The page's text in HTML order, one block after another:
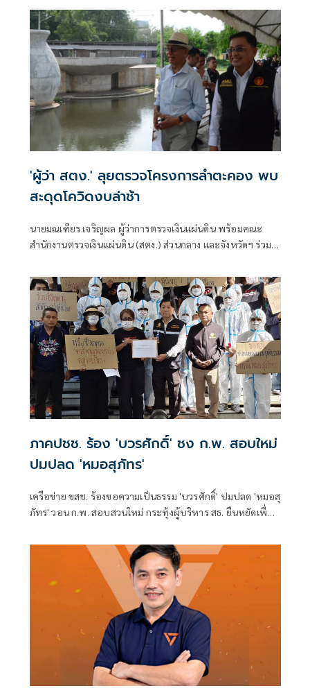
หรือโรครุนแรงมากขึ้น
'ผู้ว่า สตง.' ลุยตรวจโครงการลำตะคอง พบ
สะดุดโควิดงบล่าช้า
นายมณเฑียร เจริญผล ผู้ว่าการตรวจเงินแผ่นดิน พร้อมคณะ
สำนักงานตรวจเงินแผ่นดิน (สตง.) ส่วนกลาง และจังหวัดฯ ร่วม
ภูมิทัศน์ลำตะคอง
ภาคปชช. ร้อง 'บวรศักดิ์' ชง ก.พ. สอบใหม่
ปมปลด 'หมอสุภัทร'
เครือข่าย ขสช. ร้องขอความเป็นธรรม 'บวรศักดิ์' ปมปลด 'หมอสุ
ภัทร' วอน ก.พ. สอบสวนใหม่ กระทุ้งผู้บริหาร สธ. ยืนหยัดเพื่อ